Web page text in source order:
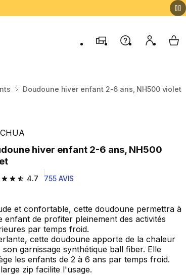
MagasinsAide Mon My
Doudoune hiver enfant 2-6 ans, NH500 violet
4.7
of 5 stars from 755 reviews
755 AVIS
et confortable, cette doudoune permettra à
enfant de profiter pleinement des activités
par temps froid.
cette doudoune apporte de la chaleur
son garnissage synthétique ball fiber. Elle
les enfants de 2 à 6 ans par temps froid.
zip facilite l'usage.